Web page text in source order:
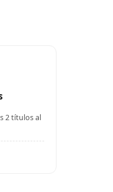
2 títulos al